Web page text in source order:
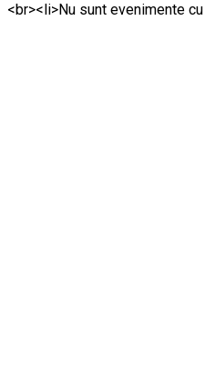
<br><li>Nu sunt evenimente